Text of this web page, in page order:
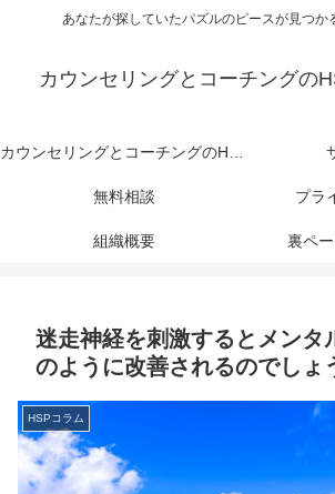
あなたが探していたパズルのピースが見つか
カウンセリングとコーチングの
カウンセリングとコーチングのHSP支援委員会
無料相談 プラ
組織概要 裏ペ
迷走神経を刺激するとメンタ
のように改善されるのでしょ
HSPコラム